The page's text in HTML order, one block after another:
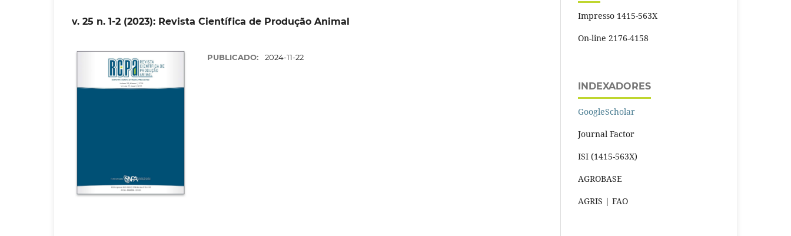
v. 25 n. 1-2 (2023): Revista Científica de Produção Animal
PUBLICADO: 2024-11-22
Impresso 1415-563X
On-line 2176-4158
INDEXADORES
GoogleScholar
Journal Factor
ISI (1415-563X)
AGROBASE
AGRIS | FAO